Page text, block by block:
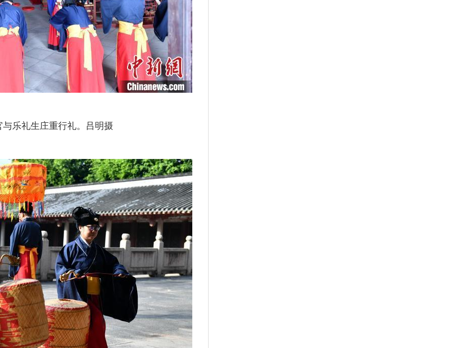
乐礼生庄重行礼。吕明摄